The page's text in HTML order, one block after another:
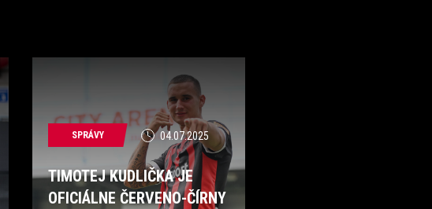
SPRÁVY 04.07.2025
TIMOTEJ KUDLIČKA JE
OFICIÁLNE ČERVENO-ČÍRNY